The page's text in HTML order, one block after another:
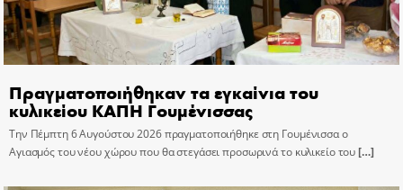
Πραγματοποιήθηκαν τα εγκαίνια του
κυλικείου ΚΑΠΗ Γουμένισσας
Την Πέμπτη 6 Αυγούστου 2026 πραγματοποιήθηκε στη Γουμένισσα ο
Αγιασμός του νέου χώρου που θα στεγάσει προσωρινά το κυλικείο του[…]